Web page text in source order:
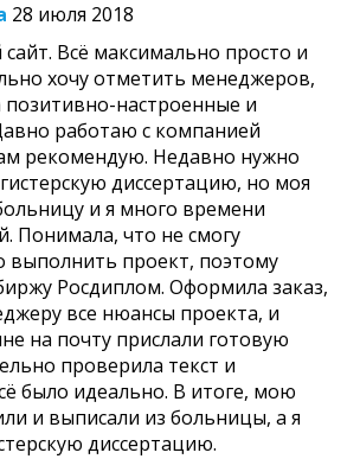
28 июля 2018
Всё максимально просто и
хочу отметить менеджеров,
позитивно-настроенные и
работаю с компанией
рекомендую. Недавно нужно
диссертацию, но моя
и я много времени
Понимала, что не смогу
выполнить проект, поэтому
Росдиплом. Оформила заказ,
все нюансы проекта, и
на почту прислали готовую
проверила текст и
было идеально. В итоге, мою
и выписали из больницы, а я
диссертацию.